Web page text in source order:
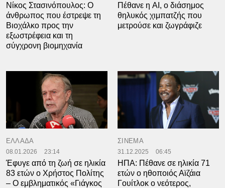
Νίκος Στασινόπουλος: Ο
άνθρωπος που έστρεψε τη
Βιοχάλκο προς την
εξωστρέφεια και τη
σύγχρονη βιομηχανία
Πέθανε η AI, ο διάσημος
θηλυκός χιμπατζής που
μετρούσε και ζωγράφιζε
ΕΛΛΑΔΑ
08.01.2026 23:14
Έφυγε από τη ζωή σε ηλικία
83 ετών ο Χρήστος Πολίτης
– Ο εμβληματικός «Γιάγκος
ΣΙΝΕΜΑ
31.12.2025 06:45
ΗΠΑ: Πέθανε σε ηλικία 71
ετών ο ηθοποιός Αϊζάια
Γουίτλοκ ο νεότερος,